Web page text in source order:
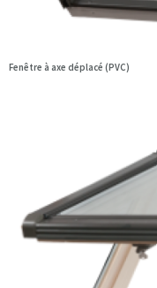
Fenêtre à axe déplacé (PVC)